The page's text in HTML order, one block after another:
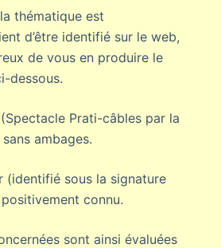
thématique est
d’être identifié sur le web,
de vous en produire le
dessous.
Prati-câbles par la
ambages.
(identifié sous la signature
connu.
sont ainsi évaluées